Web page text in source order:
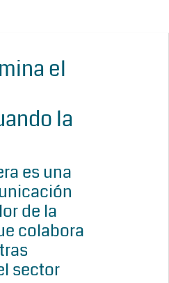
el
la
es una
de la
colabora
sector